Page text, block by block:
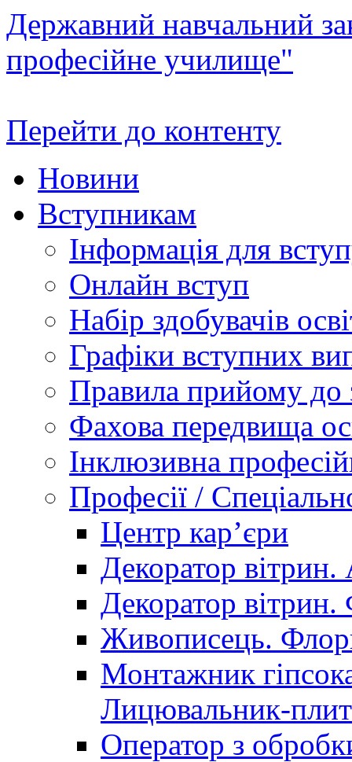
Державний навчальний
професійне училище"
Перейти до контенту
Новини
Вступникам
Інформація для
Онлайн вступ
Набір здобувачів
Графіки вступних
Правила прийому до
Фахова передвища
Інклюзивна
Професії /
Центр кар’єри
Декоратор вітрин.
Декоратор вітрин.
Живописець.
Монтажник
Лицювальник-
Оператор з